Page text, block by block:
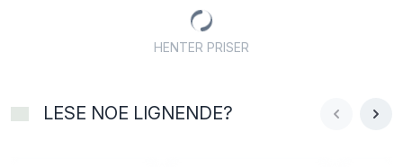
HENTER PRISER
LESE NOE LIGNENDE?